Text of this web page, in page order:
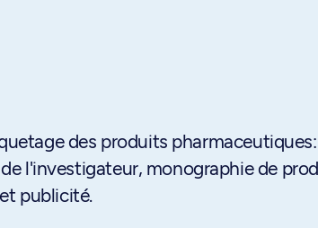
des produits pharmaceutiques:
l'investigateur, monographie de
publicité.